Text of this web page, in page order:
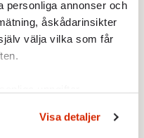
personliga annonser och
åskådarinsikter
välja vilka som får
samtycke när som
Visa detaljer
alla våra nummer
dig